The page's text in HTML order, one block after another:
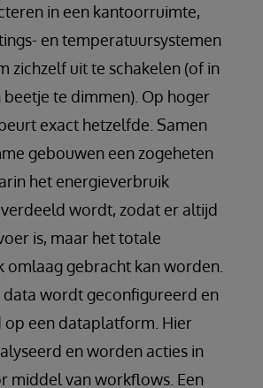
in een kantoorruimte,
en temperatuursystemen
zichzelf uit te schakelen (of in
beetje te dimmen). Op hoger
exact hetzelfde. Samen
gebouwen een zogeheten
het energieverbruik
wordt, zodat er altijd
is, maar het totale
omlaag gebracht kan worden.
data wordt geconfigureerd en
op een dataplatform. Hier
en worden acties in
middel van workflows. Een